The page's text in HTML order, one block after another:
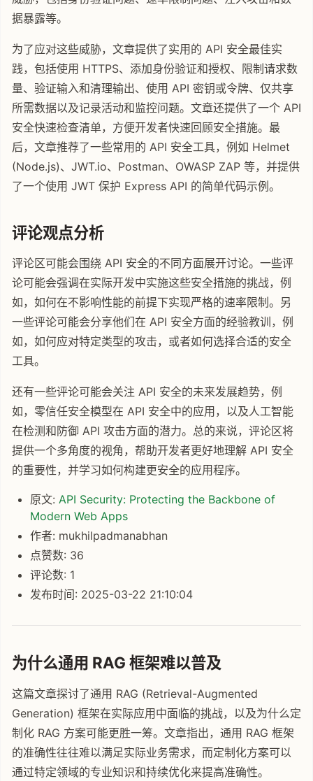
据暴露等。
为了应对这些威胁，文章提供了实用的 API 安全最佳实
践，包括使用 HTTPS、添加身份验证和授权、限制请求数
量、验证输入和清理输出、使用 API 密钥或令牌、仅共享
所需数据以及记录活动和监控问题。文章还提供了一个 API
安全快速检查清单，方便开发者快速回顾安全措施。最
后，文章推荐了一些常用的 API 安全工具，例如 Helmet
(Node.js)、JWT.io、Postman、OWASP ZAP 等，并提供
了一个使用 JWT 保护 Express API 的简单代码示例。
评论观点分析
评论区可能会围绕 API 安全的不同方面展开讨论。一些评
论可能会强调在实际开发中实施这些安全措施的挑战，例
如，如何在不影响性能的前提下实现严格的速率限制。另
一些评论可能会分享他们在 API 安全方面的经验教训，例
如，如何应对特定类型的攻击，或者如何选择合适的安全
工具。
还有一些评论可能会关注 API 安全的未来发展趋势，例
如，零信任安全模型在 API 安全中的应用，以及人工智能
在检测和防御 API 攻击方面的潜力。总的来说，评论区将
提供一个多角度的视角，帮助开发者更好地理解 API 安全
的重要性，并学习如何构建更安全的应用程序。
原文: API Security: Protecting the Backbone of
Modern Web Apps
作者: mukhilpadmanabhan
点赞数: 36
评论数: 1
发布时间: 2025-03-22 21:10:04
为什么通用 RAG 框架难以普及
这篇文章探讨了通用 RAG (Retrieval-Augmented
Generation) 框架在实际应用中面临的挑战，以及为什么定
制化 RAG 方案可能更胜一筹。文章指出，通用 RAG 框架
的准确性往往难以满足实际业务需求，而定制化方案可以
通过特定领域的专业知识和持续优化来提高准确性。